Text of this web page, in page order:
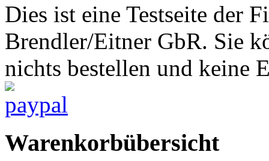
Dies ist eine Testseite der
Brendler/Eitner GbR. Sie
nichts bestellen und keine
Warenkorbübersicht